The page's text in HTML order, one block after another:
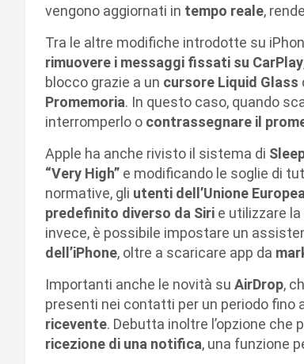
vengono aggiornati in tempo reale,
Tra le altre modifiche introdotte su
rimuovere i messaggi fissati su CarPlay
blocco grazie a un cursore Liquid Glass
Promemoria. In questo caso, quando
interromperlo o contrassegnare il
Apple ha anche rivisto il sistema di
“Very High” e modificando le soglie di
normative, gli utenti dell’Unione Europea
predefinito diverso da Siri e utilizzare
invece, è possibile impostare un
dell’iPhone, oltre a scaricare app da
Importanti anche le novità su AirDrop,
presenti nei contatti per un periodo fino
ricevente. Debutta inoltre l’opzione che
ricezione di una notifica, una funzione